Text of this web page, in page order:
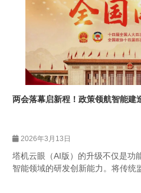
两会落幕启新程！政策领航智能建
2026年3月13日
塔机云眼（AI版）的升级不仅是功
智能领域的研发创新能力。将传统